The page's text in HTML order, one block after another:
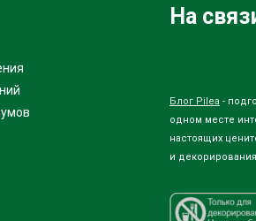
На
Блог Pilea -
одном месте
настоящих
и